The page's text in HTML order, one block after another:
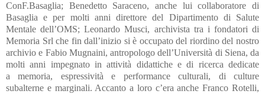
ConF.Basaglia; Benedetto Saraceno, anche lui collaboratore di
Basaglia e per molti anni direttore del Dipartimento di Salute
Mentale dell’OMS; Leonardo Musci, archivista tra i fondatori di
Memoria Srl che fin dall’inizio si è occupato del riordino del nostro
archivio e Fabio Mugnaini, antropologo dell’Università di Siena, da
molti anni impegnato in attività didattiche e di ricerca dedicate
a memoria, espressività e performance culturali, di culture
subalterne e marginali. Accanto a loro c’era anche Franco Rotelli,